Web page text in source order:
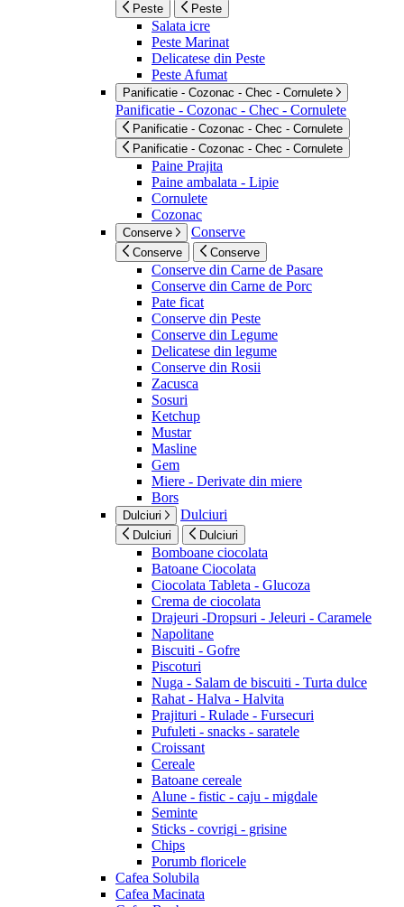
Peste Peste
Salata icre
Peste Marinat
Delicatese din Peste
Peste Afumat
Panificatie - Cozonac - Chec - Cornulete
Panificatie - Cozonac - Chec - Cornulete
Panificatie - Cozonac - Chec - Cornulete
Panificatie - Cozonac - Chec - Cornulete
Paine Prajita
Paine ambalata - Lipie
Cornulete
Cozonac
Conserve Conserve
Conserve Conserve
Conserve din Carne de Pasare
Conserve din Carne de Porc
Pate ficat
Conserve din Peste
Conserve din Legume
Delicatese din legume
Conserve din Rosii
Zacusca
Sosuri
Ketchup
Mustar
Masline
Gem
Miere - Derivate din miere
Bors
Dulciuri Dulciuri
Dulciuri Dulciuri
Bomboane ciocolata
Batoane Ciocolata
Ciocolata Tableta - Glucoza
Crema de ciocolata
Drajeuri -Dropsuri - Jeleuri - Caramele
Napolitane
Biscuiti - Gofre
Piscoturi
Nuga - Salam de biscuiti - Turta dulce
Rahat - Halva - Halvita
Prajituri - Rulade - Fursecuri
Pufuleti - snacks - saratele
Croissant
Cereale
Batoane cereale
Alune - fistic - caju - migdale
Seminte
Sticks - covrigi - grisine
Chips
Porumb floricele
Cafea Solubila
Cafea Macinata